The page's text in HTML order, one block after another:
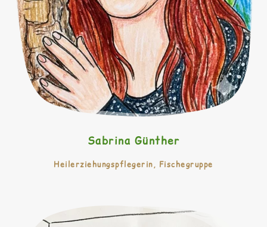
Sabrina Günther
Heilerziehungspflegerin, Fischegruppe